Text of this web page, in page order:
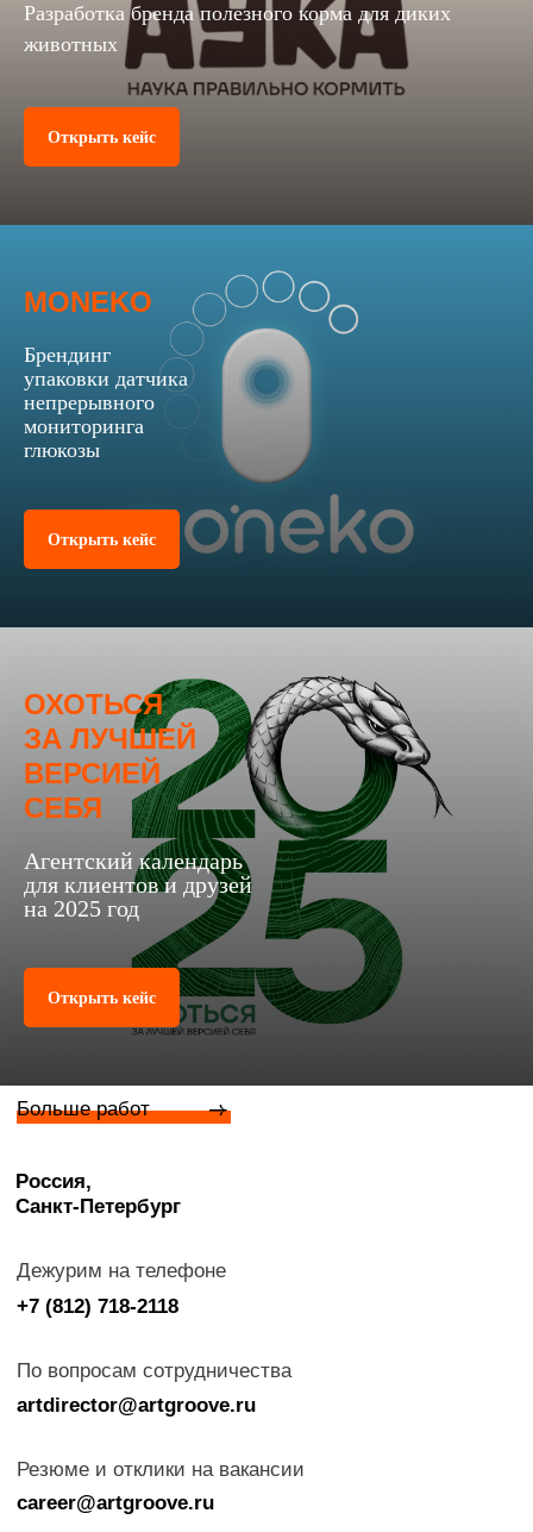
Разработка бренда полезного корма для диких
животных
Открыть кейс
MONEKO
Брендинг
упаковки датчика
непрерывного
мониторинга
глюкозы
Открыть кейс
ОХОТЬСЯ
ЗА ЛУЧШЕЙ
ВЕРСИЕЙ
СЕБЯ
Агентский календарь
для клиентов и друзей
на 2025 год
Открыть кейс